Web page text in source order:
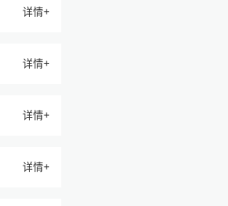
详情+
详情+
详情+
详情+